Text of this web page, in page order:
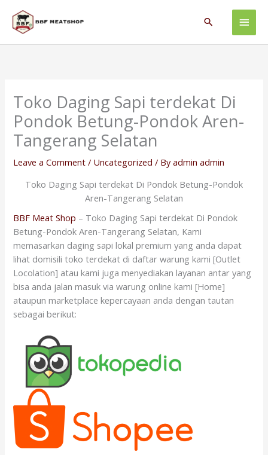
content
Main
Search
Toko Daging Sapi terdekat Di
Pondok Betung-Pondok Aren-
Tangerang Selatan
Leave a Comment / Uncategorized / Byadmin admin
Toko Daging Sapi terdekat Di Pondok Betung-Pondok
Aren-Tangerang Selatan
BBF Meat Shop – Toko Daging Sapi terdekat Di Pondok
Betung-Pondok Aren-Tangerang Selatan, Kami
memasarkan daging sapi lokal premium yang anda dapat
lihat domisili toko terdekat di daftar warung kami [Outlet
Locolation] atau kami juga menyediakan layanan antar yang
bisa anda jalan masuk via warung online kami [Home]
ataupun marketplace kepercayaan anda dengan tautan
sebagai berikut: